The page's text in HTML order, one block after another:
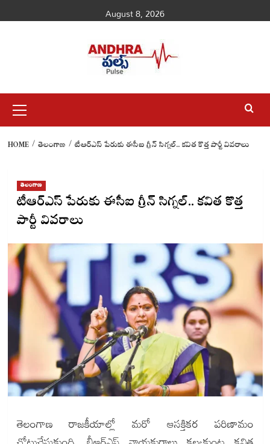
to
August 8, 2026
Menu
HOME తెలంగాణ టీఆర్ఎస్ పేరుకు ఈసీఐ గ్రీన్ సిగ్నల్.. కవిత కొత్త పార్టీ వివరాలు
తెలంగాణ
టీఆర్ఎస్ పేరుకు ఈసీఐ గ్రీన్ సిగ్నల్.. కవిత కొత్త
పార్టీ వివరాలు
తెలంగాణ రాజకీయాల్లో మరో ఆసక్తికర పరిణామం